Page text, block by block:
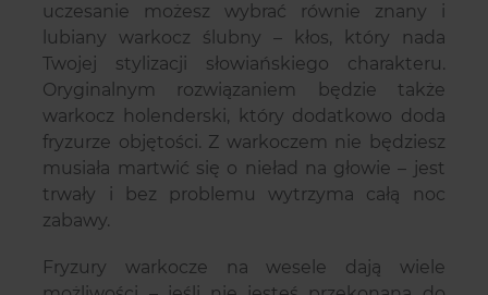
uczesanie możesz wybrać równie znany i
lubiany warkocz ślubny – kłos, który nada
Twojej stylizacji słowiańskiego charakteru.
Oryginalnym rozwiązaniem będzie także
warkocz holenderski, który dodatkowo doda
fryzurze objętości. Z warkoczem nie będziesz
musiała martwić się o nieład na głowie – jest
trwały i bez problemu wytrzyma całą noc
zabawy.
Fryzury warkocze na wesele dają wiele